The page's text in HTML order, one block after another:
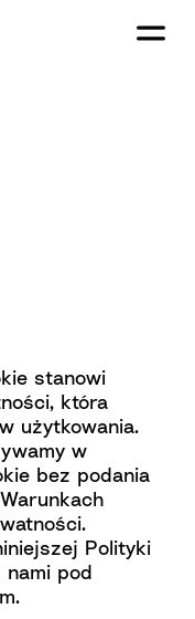
stanowi
, która
użytkowania.
w
bez podania
Polityki
pod
.